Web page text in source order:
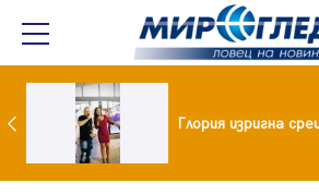
Мария и майка си построиха къща от 8000 стъклени бутилки